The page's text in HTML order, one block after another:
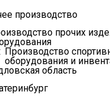
производство
прочих
Производство
оборудования и
область